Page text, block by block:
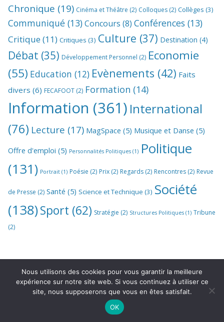
Chronique (19) Cinéma et Théâtre (2) Colloques (2) Collèges (3)
Communiqué (13)Concours (8) Conférences (13)
Critique(11) Critiques (3) Culture (37) Destination (4)
Débat (35) Développement Personnel (2) Economie
(55) Education (12) Evènements (42) Faits
divers (6) FECAFOOT (2) Formation (14)
Information (361) International
(76) Lecture (17) MagSpace (5) Musique et Danse (5)
Offre d'emploi (5) Personnalités Politiques (1) Politique
(131) Portrait (1) Poésie (2) Prix (2) Regards (2) Rencontres (2) Revue
de Presse (2) Santé (5) Science et Technique (3) Société
(138)Sport (62) Stratégie (2) Structures Politiques (1) Tribune
(2)
Nous utilisons des cookies pour vous garantir la meilleure
expérience sur notre site web. Si vous continuez à utiliser ce
site, nous supposerons que vous en êtes satisfait.
OK